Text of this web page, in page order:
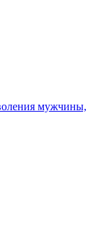
мужчины,